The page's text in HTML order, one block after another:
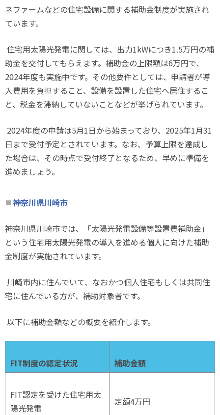
ネファームなどの住宅設備に関する補助金制度が実施され
ています。
住宅用太陽光発電に関しては、出力1kWにつき1.5万円の補
助金を交付してもらえます。補助金の上限額は6万円で、
2024年度も実施中です。その他要件としては、申請者が導
入費用を負担すること、設備を設置した住宅へ居住するこ
と、税金を滞納していないことなどが挙げられています。
2024年度の申請は5月1日から始まっており、 2025年1月31
日まで受付予定とされています。なお、予算上限を達成し
た場合は、その時点で受付終了となるため、早めに準備を
進めましょう。
神奈川県川崎市
神奈川県川崎市では、「太陽光発電設備等設置費補助金」
という住宅用太陽光発電の導入を進める個人に向けた補助
金制度が実施されています。
川崎市内に住んでいて、なおかつ個人住宅もしくは共同住
宅に住んでいる方が、補助対象者です。
以下に補助金額などの概要を紹介します。
FIT制度の認定状況 補助金額
FIT認定を受けた住宅用太
陽光発電
定額4万円